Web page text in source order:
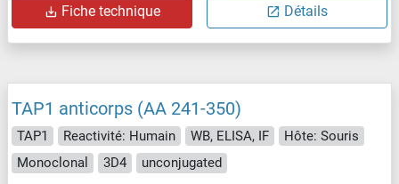
Fiche technique Détails
TAP1 anticorps (AA 241-350)
TAP1 Reactivité: Humain WB, ELISA, IF
Hôte: Souris
Monoclonal
3D4 unconjugated